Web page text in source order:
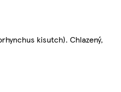
kisutch). Chlazený,